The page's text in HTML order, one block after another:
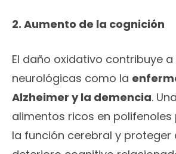
2. Aumento de la cognición
El daño oxidativo contribuye
neurológicas como la
Alzheimer y la demencia.
alimentos ricos en
la función cerebral y proteger